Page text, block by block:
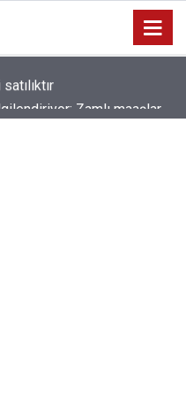
Zamlı maaşlar